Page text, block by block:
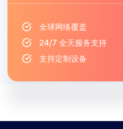
全球网络覆盖
24/7 全天服务支持
支持定制设备